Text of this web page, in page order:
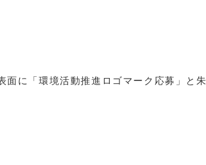
に「環境活動推進ロゴマーク応募」と朱